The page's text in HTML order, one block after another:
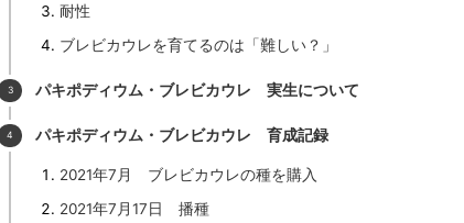
耐性
ブレビカウレを育てるのは「難しい？」
パキポディウム・ブレビカウレ 実生について
パキポディウム・ブレビカウレ 育成記録
2021年7月 ブレビカウレの種を購入
2021年7月17日 播種